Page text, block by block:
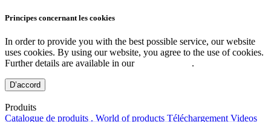
Principes concernant les cookies
In order to provide you with the best possible service, our website
uses cookies. By using our website, you agree to the use of cookies.
Further details are available in our
.
D’accord
Produits
Catalogue de produits . World of products Téléchargement Videos